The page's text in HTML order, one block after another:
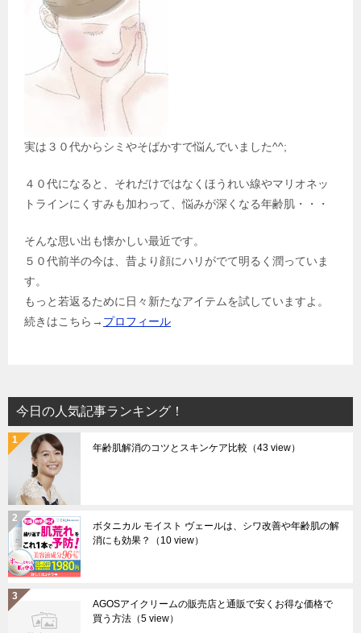
実は３０代からシミやそばかすで悩んでいました^^;
４０代になると、それだけではなくほうれい線やマリオネッ
トラインにくすみも加わって、悩みが深くなる年齢肌・・・
そんな思い出も懐かしい最近です。
５０代前半の今は、昔より顔にハリがでて明るく潤っていま
す。
もっと若返るために日々新たなアイテムを試していますよ。
続きはこちら→ プロフィール
今日の人気記事ランキング！
年齢肌解消のコツとスキンケア比較 （43 view）
ボタニカル モイスト ヴェールは、シワ改善や年齢肌の解
消にも効果？
（10 view）
AGOSアイクリームの販売店と通販で安くお得な価格で
買う方法 （5 view）